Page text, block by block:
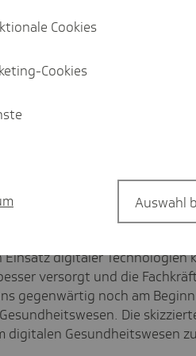
und Compliance der DiGA
koppeln
in Pflegeheimen zur
in digitale
Mecklenburg-Vorpommern
von KI und
ist ein
Versorgung und
digitaler Technologien
versorgt und die
gegenwärtig noch am
Die
digitalen Gesundheitswesen
Cookies
Cookies
Auswahl